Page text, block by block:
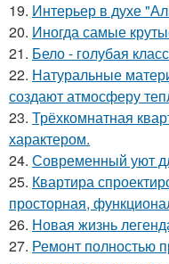
19. Интерьер в духе
20. Иногда самые
21. Бело - голубая
22. Натуральные
создают атмосферу
23. Трёхкомнатная
характером.
24. Современный уют
25. Квартира
просторная,
26. Новая жизнь
27. Ремонт полностью